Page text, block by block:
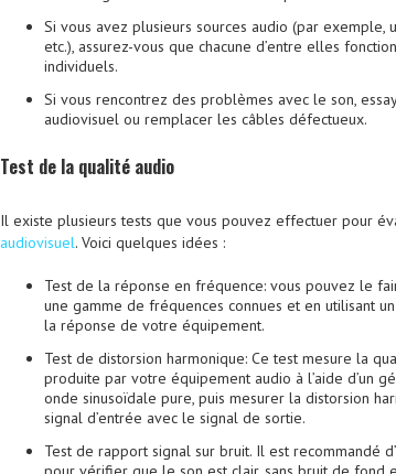
Si vous avez plusieurs sources audio (par exemple,
etc.), assurez-vous que chacune d’entre elles
individuels.
Si vous rencontrez des problèmes avec le son,
audiovisuel ou remplacer les câbles défectueux.
Test de la qualité audio
Il existe plusieurs tests que vous pouvez effectuer pour
audiovisuel. Voici quelques idées :
Test de la réponse en fréquence: vous pouvez le
une gamme de fréquences connues et en utilisant
la réponse de votre équipement.
Test de distorsion harmonique: Ce test mesure la
produite par votre équipement audio à l’aide d’un
onde sinusoïdale pure, puis mesurer la distorsion
signal d’entrée avec le signal de sortie.
Test de rapport signal sur bruit. Il est recommandé